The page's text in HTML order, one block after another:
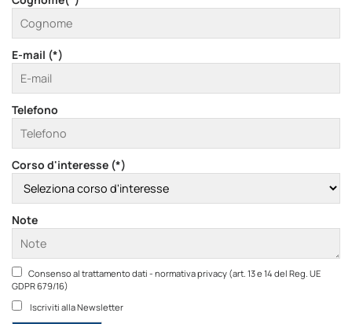
E-mail (*)
Telefono
Corso d'interesse (*)
Note
Consenso al trattamento dati - normativa privacy (art. 13 e 14 del Reg. UE
GDPR 679/16)
Iscriviti alla Newsletter